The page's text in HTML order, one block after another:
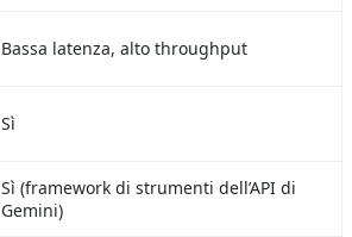
Bassa latenza, alto throughput
Sì
Sì (framework di strumenti dell’API di
Gemini)